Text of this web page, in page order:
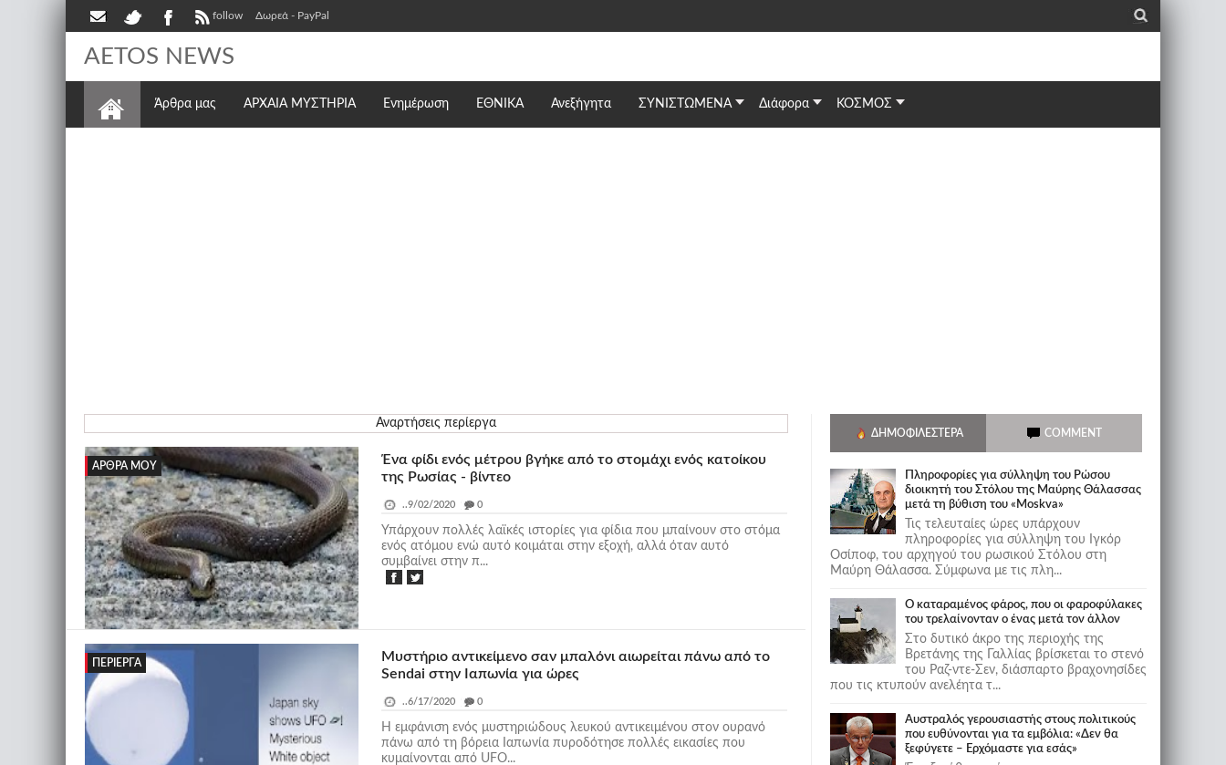
follow Δωρεά - PayPal _
AETOS NEWS
Άρθρα μας ΑΡΧΑΙΑ ΜΥΣΤΗΡΙΑ Ενημέρωση ΕΘΝΙΚΆ Ανεξήγητα ΣΥΝΙΣΤΩΜΕΝΑ Διάφορα ΚΟΣΜΟΣ
Αναρτήσεις περίεργα
ΆΡΘΡΑ ΜΟΥ
Ένα φίδι ενός μέτρου βγήκε από το στομάχι ενός κατοίκου
της Ρωσίας - βίντεο
..9/02/2020 _ 0
Υπάρχουν πολλές λαϊκές ιστορίες για φίδια που μπαίνουν στο στόμα
ενός ατόμου ενώ αυτό κοιμάται στην εξοχή, αλλά όταν αυτό
συμβαίνει στην π...
ΠΕΡΊΕΡΓΑ
Μυστήριο αντικείμενο σαν μπαλόνι αιωρείται πάνω από το
Sendai στην Ιαπωνία για ώρες
..6/17/2020 _ 0
Η εμφάνιση ενός μυστηριώδους λευκού αντικειμένου στον ουρανό
πάνω από τη βόρεια Ιαπωνία πυροδότησε πολλές εικασίες που
κυμαίνονται από UFO...
ΔΗΜΟΦΙΛΈΣΤΕΡΑ COMMENT
Πληροφορίες για σύλληψη του Ρώσου
διοικητή του Στόλου της Mαύρης Θάλασσας
μετά τη βύθιση του «Moskva»
Τις τελευταίες ώρες υπάρχουν
πληροφορίες για σύλληψη του Ιγκόρ
Οσίποφ, του αρχηγού του ρωσικού Στόλου στη
Μαύρη Θάλασσα. Σύμφωνα με τις πλη...
Ο καταραμένος φάρος, που οι φαροφύλακες
του τρελαίνονταν ο ένας μετά τον άλλον
Στο δυτικό άκρο της περιοχής της
Βρετάνης της Γαλλίας βρίσκεται το στενό
του Ραζ-ντε-Σεν, διάσπαρτο βραχονησίδες
που τις κτυπούν ανελέητα τ...
Αυστραλός γερουσιαστής στους πολιτικούς
που ευθύνονται για τα εμβόλια: «Δεν θα
ξεφύγετε – Ερχόμαστε για εσάς»